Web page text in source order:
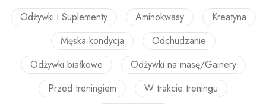
Odżywki i Suplementy Aminokwasy
Kreatyna
Męska kondycja
Odchudzanie
Odżywki białkowe
Odżywki na masę/Gainery
Przed treningiem
W trakcie treningu